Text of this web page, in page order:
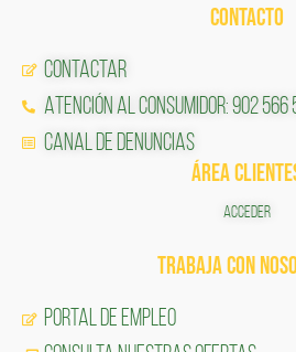
CONTACTO
Contactar
Atención al Consumidor: 902 566
Canal de Denuncias
ÁREA
ACCEDER
TRABAJA CON
Portal de Empleo